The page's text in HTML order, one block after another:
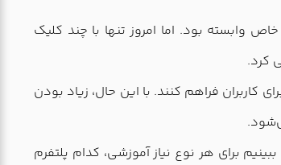
بود. اما امروز تنها با چند کلیک
کرد.
کاربران فراهم کنند. با این حال، زیاد بودن
برای هر نوع نیاز آموزشی، کدام پلتفرم